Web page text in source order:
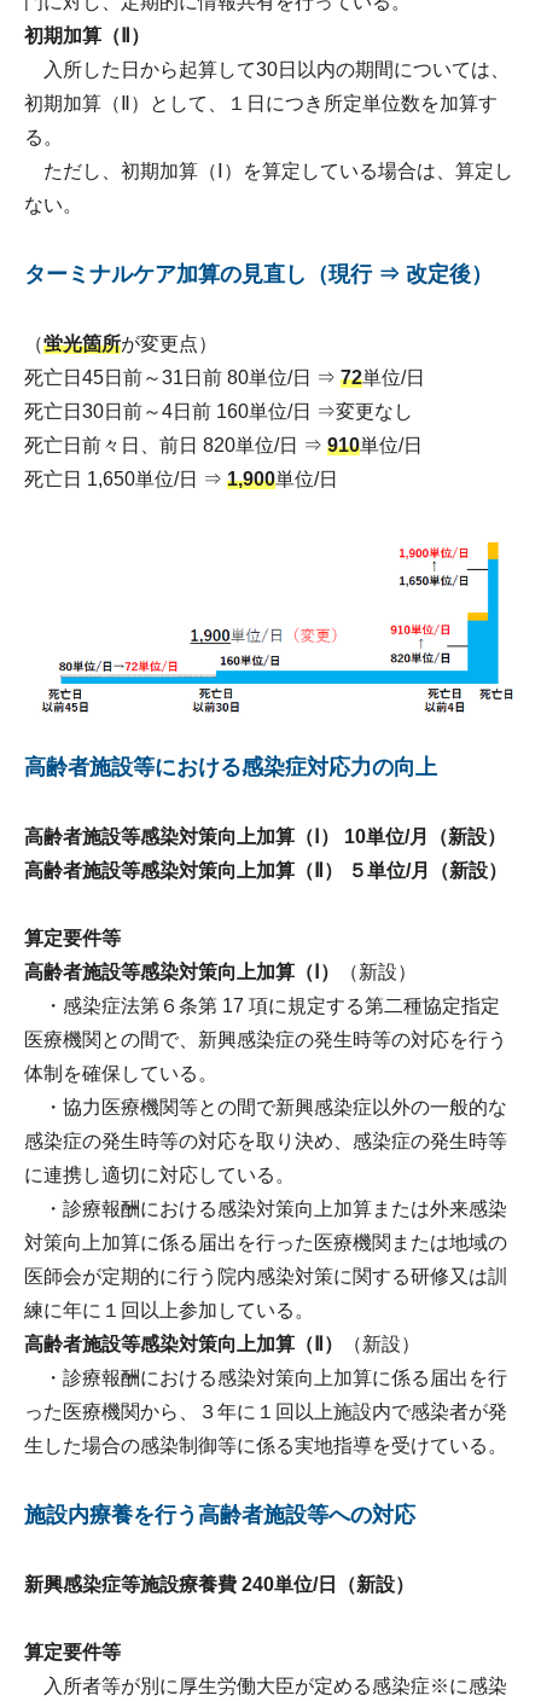
初期加算（Ⅱ）
入所した日から起算して30日以内の期間については、
初期加算（Ⅱ）として、１日につき所定単位数を加算す
る。
ただし、初期加算（Ⅰ）を算定している場合は、算定し
ない。
ターミナルケア加算の見直し（現行 ⇒ 改定後）
（蛍光箇所が変更点）
死亡日45日前～31日前 80単位/日 ⇒ 72単位/日
死亡日30日前～4日前 160単位/日 ⇒変更なし
死亡日前々日、前日 820単位/日 ⇒ 910単位/日
死亡日 1,650単位/日 ⇒ 1,900単位/日
高齢者施設等における感染症対応力の向上
高齢者施設等感染対策向上加算（Ⅰ） 10単位/月（新設）
高齢者施設等感染対策向上加算（Ⅱ） ５単位/月（新設）
算定要件等
高齢者施設等感染対策向上加算（Ⅰ）
（新設）
・感染症法第６条第 17 項に規定する第二種協定指定
医療機関との間で、新興感染症の発生時等の対応を行う
体制を確保している。
・協力医療機関等との間で新興感染症以外の一般的な
感染症の発生時等の対応を取り決め、感染症の発生時等
に連携し適切に対応している。
・診療報酬における感染対策向上加算または外来感染
対策向上加算に係る届出を行った医療機関または地域の
医師会が定期的に行う院内感染対策に関する研修又は訓
練に年に１回以上参加している。
高齢者施設等感染対策向上加算（Ⅱ）
（新設）
・診療報酬における感染対策向上加算に係る届出を行
った医療機関から、３年に１回以上施設内で感染者が発
生した場合の感染制御等に係る実地指導を受けている。
施設内療養を行う高齢者施設等への対応
新興感染症等施設療養費 240単位/日（新設）
算定要件等
入所者等が別に厚生労働大臣が定める感染症※に感染